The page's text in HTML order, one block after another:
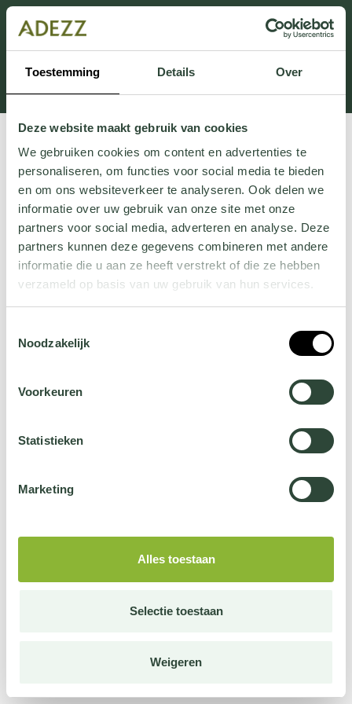
Toestemming Details Over
Deze website maakt gebruik van cookies
We gebruiken cookies om content en advertenties te
personaliseren, om functies voor social media te bieden
en om ons websiteverkeer te analyseren. Ook delen we
informatie over uw gebruik van onze site met onze
partners voor social media, adverteren en analyse. Deze
partners kunnen deze gegevens combineren met andere
informatie die u aan ze heeft verstrekt of die ze hebben
verzameld op basis van uw gebruik van hun services.
jehier.
Noodzakelijk
Voorkeuren
Statistieken
Marketing
Alles toestaan
Selectie toestaan
Weigeren
Ten dział jest obecnie w konserwacji. Jeśli brakuje Ci
informacji.
możesz zadzwonić pod numer +31 413 351 272 lub